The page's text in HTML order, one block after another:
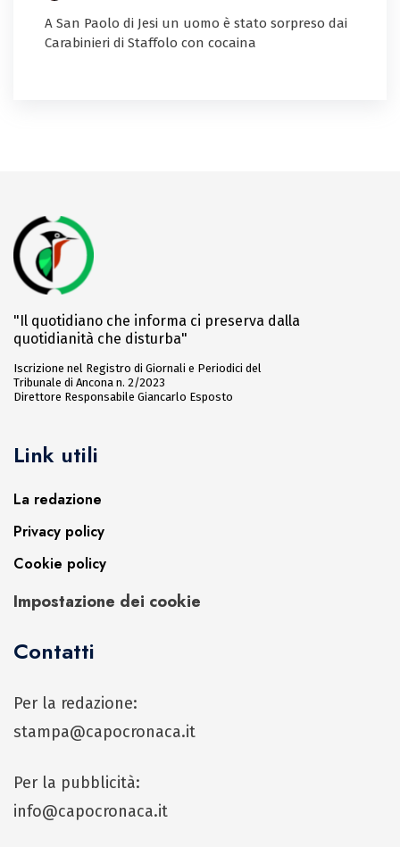
A San Paolo di Jesi un uomo è stato sorpreso dai
Carabinieri di Staffolo con cocaina
"Il quotidiano che informa ci preserva dalla
quotidianità che disturba"
Iscrizione nel Registro di Giornali e Periodici del
Tribunale di Ancona n. 2/2023
Direttore Responsabile Giancarlo Esposto
Link utili
La redazione
Privacy policy
Cookie policy
Impostazione dei cookie
Contatti
Per la redazione:
stampa@capocronaca.it
Per la pubblicità:
info@capocronaca.it